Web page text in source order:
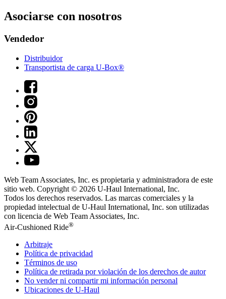
Asociarse con nosotros
Vendedor
Distribuidor
Transportista de carga U-Box®
Web Team Associates, Inc. es propietaria y administradora de este
sitio web. Copyright © 2026 U-Haul International, Inc.
Todos los derechos reservados. Las marcas comerciales y la
propiedad intelectual de U-Haul International, Inc. son utilizadas
con licencia de Web Team Associates, Inc.
Air-Cushioned Ride®
Arbitraje
Política de privacidad
Términos de uso
Política de retirada por violación de los derechos de autor
No vender ni compartir mi información personal
Ubicaciones de U-Haul